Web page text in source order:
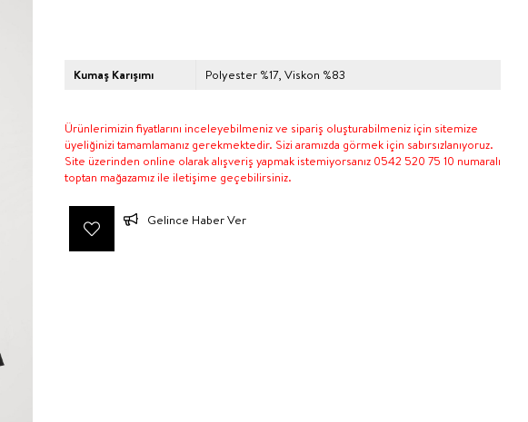
Kumaş Karışımı Polyester %17, Viskon %83
Ürünlerimizin fiyatlarını inceleyebilmeniz ve sipariş oluşturabilmeniz için sitemize
üyeliğinizi tamamlamanız gerekmektedir. Sizi aramızda görmek için sabırsızlanıyoruz.
Site üzerinden online olarak alışveriş yapmak istemiyorsanız 0542 520 75 10 numaralı
toptan mağazamız ile iletişime geçebilirsiniz.
Gelince Haber Ver